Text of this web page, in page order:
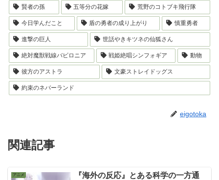
賢者の孫 五等分の花嫁 荒野のコトブキ飛行隊
今日学んだこと 盾の勇者の成り上がり 慎重勇者
進撃の巨人 世話やきキツネの仙狐さん
絶対魔獣戦線バビロニア 戦姫絶唱シンフォギア 動物
彼方のアストラ 文豪ストレイドッグス
約束のネバーランド
eigotoka
関連記事
アニメ
『海外の反応』とある科学の一方通